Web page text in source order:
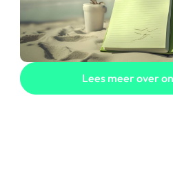
Lees meer over